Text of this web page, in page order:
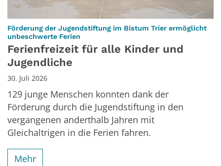
Förderung der Jugendstiftung im Bistum Trier ermöglicht
unbeschwerte Ferien
Ferienfreizeit für alle Kinder und
Jugendliche
30. Juli 2026
129 junge Menschen konnten dank der
Förderung durch die Jugendstiftung in den
vergangenen anderthalb Jahren mit
Gleichaltrigen in die Ferien fahren.
Mehr